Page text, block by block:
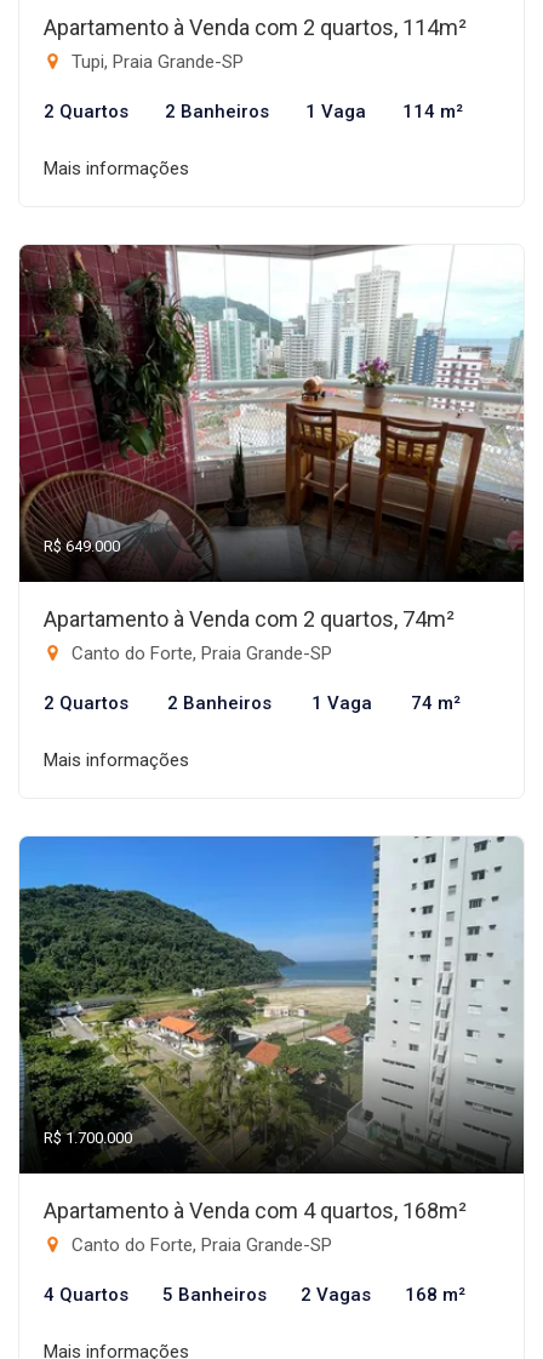
Apartamento à Venda com 2 quartos, 114m²
Tupi, Praia Grande-SP
2 Quartos 2 Banheiros 1 Vaga 114 m²
Mais informações
R$ 649.000
Apartamento à Venda com 2 quartos, 74m²
Canto do Forte, Praia Grande-SP
2 Quartos 2 Banheiros 1 Vaga 74 m²
Mais informações
R$ 1.700.000
Apartamento à Venda com 4 quartos, 168m²
Canto do Forte, Praia Grande-SP
4 Quartos 5 Banheiros 2 Vagas 168 m²
Mais informações